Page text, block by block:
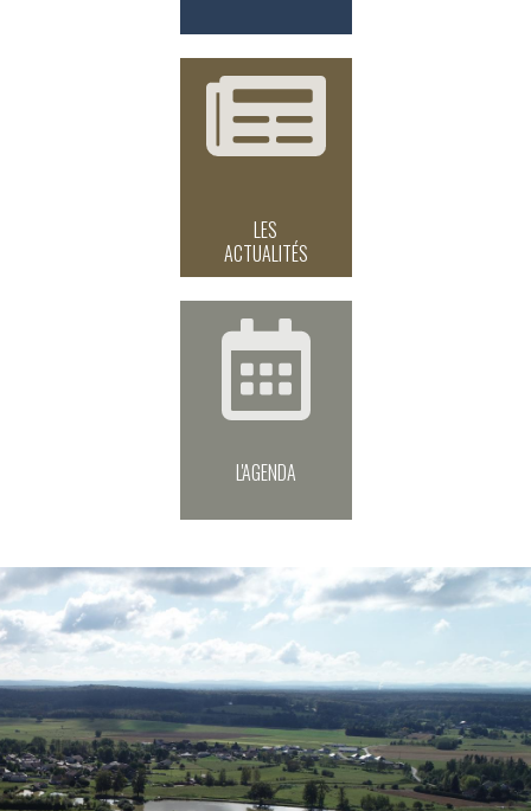
LES
ACTUALITÉS
L'AGENDA